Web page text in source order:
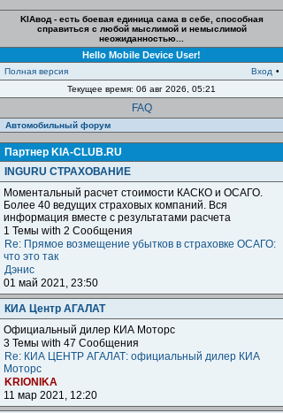
KIAвод - есть боевая единица сама в себе, способная
справиться с любой мыслимой и немыслимой
неожиданностью...
Hello Mobile Device User!
Полная версия Вход •
Текущее время: 06 авг 2026, 05:21
FAQ
Автомобильный форум
Партнер KIA-CLUB.RU
INGURU СТРАХОВАНИЕ
Моментальный расчет стоимости КАСКО и ОСАГО.
Более 40 ведущих страховых компаний. Вся
информация вместе с результатами расчета
1 Темы with 2 Сообщения
Re: Прямое возмещение убытков в страховке ОСАГО:
что это так
Дэнис
01 май 2021, 23:50
КИА Центр АГАЛАТ
Официальный дилер КИА Моторс
3 Темы with 47 Сообщения
Re: КИА ЦЕНТР АГАЛАТ: официальный дилер КИА
Моторс
KRIONIKA
11 мар 2021, 12:20